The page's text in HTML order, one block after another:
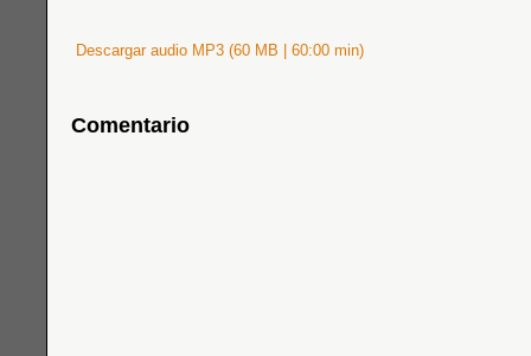
Descargar audio MP3 (60 MB | 60:00 min)
Comentario